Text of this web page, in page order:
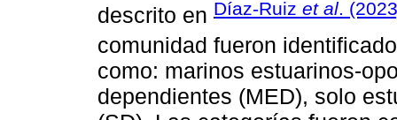
descrito en Díaz-Ruiz et al .
comunidad fueron
como: marinos estuarinos-
dependientes (MED), solo